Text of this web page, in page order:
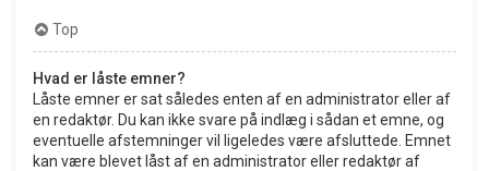
Top
Hvad er låste emner?
Låste emner er sat således enten af en administrator eller af
en redaktør. Du kan ikke svare på indlæg i sådan et emne, og
eventuelle afstemninger vil ligeledes være afsluttede. Emnet
kan være blevet låst af en administrator eller redaktør af